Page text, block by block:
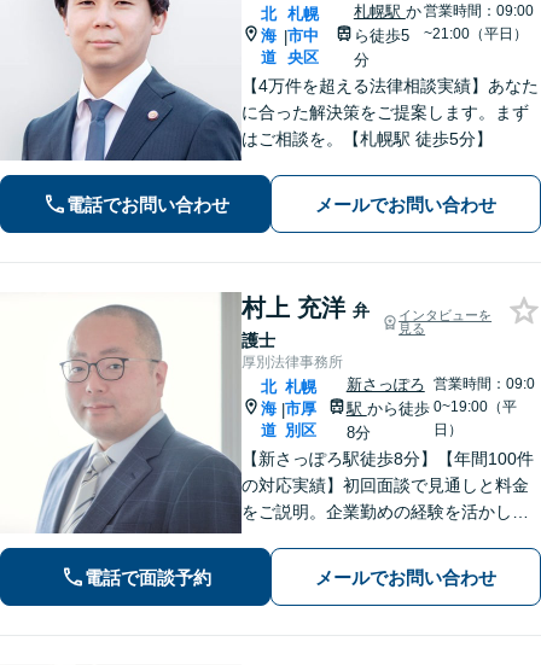
北
海
道
|
札幌
市中
央区
札幌駅 か
ら徒歩5
分
営業時間：09:00
~21:00（平日）
【4万件を超える法律相談実績】あなた
に合った解決策をご提案します。まず
はご相談を。【札幌駅 徒歩5分】
電話でお問い合わせ メールでお問い合わせ
村上 充洋 弁
護士
インタビューを
見る
厚別法律事務所
北
海
道
|
札幌
市厚
別区
新さっぽろ
駅 から徒歩
8分
営業時間：09:0
0~19:00（平
日）
【新さっぽろ駅徒歩8分】【年間100件
の対応実績】初回面談で見通しと料金
をご説明。企業勤めの経験を活かし、
【Web面談可】オンライン相談対応も
しております。
電話で面談予約 メールでお問い合わせ